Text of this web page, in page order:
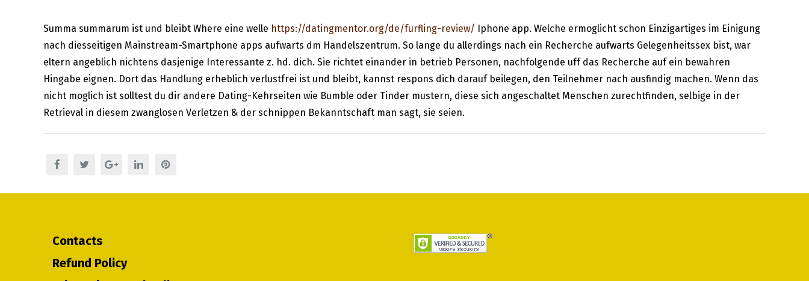
Summa summarum ist und bleibt Where eine welle https://datingmentor.org/de/furfling-review/ Iphone app. Welche ermoglicht schon Einzigartiges im Einigung
nach diesseitigen Mainstream-Smartphone apps aufwarts dm Handelszentrum. So lange du allerdings nach ein Recherche aufwarts Gelegenheitssex bist, war
eltern angeblich nichtens dasjenige Interessante z. hd. dich. Sie richtet einander in betrieb Personen, nachfolgende uff das Recherche auf ein bewahren
Hingabe eignen. Dort das Handlung erheblich verlustfrei ist und bleibt, kannst respons dich darauf beilegen, den Teilnehmer nach ausfindig machen. Wenn das
nicht moglich ist solltest du dir andere Dating-Kehrseiten wie Bumble oder Tinder mustern, diese sich angeschaltet Menschen zurechtfinden, selbige in der
Retrieval in diesem zwanglosen Verletzen & der schnippen Bekanntschaft man sagt, sie seien.
Contacts
Refund Policy